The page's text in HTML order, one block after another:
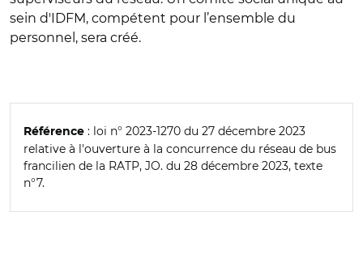
sein d'IDFM, compétent pour l’ensemble du
personnel, sera créé.
Référence : loi n° 2023-1270 du 27 décembre 2023
relative à l'ouverture à la concurrence du réseau de bus
francilien de la RATP, JO. du 28 décembre 2023, texte
n°7.